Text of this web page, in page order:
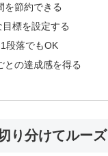
を節約できる
目標を設定する
段落でもOK
との達成感を得る
り分けてルー